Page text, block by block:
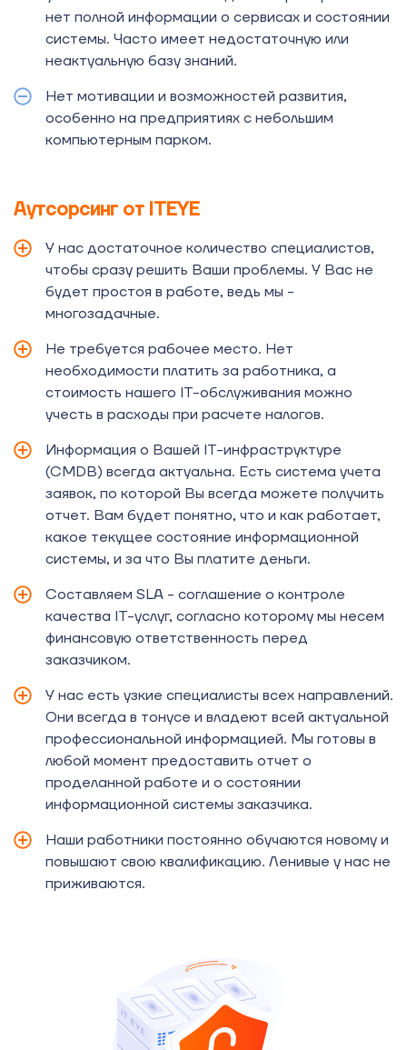
нет полной информации о сервисах и состоянии
системы. Часто имеет недостаточную или
неактуальную базу знаний.
Нет мотивации и возможностей развития,
особенно на предприятиях с небольшим
компьютерным парком.
Аутсорсинг от ITEYE
У нас достаточное количество специалистов,
чтобы сразу решить Ваши проблемы. У Вас не
будет простоя в работе, ведь мы -
многозадачные.
Не требуется рабочее место. Нет
необходимости платить за работника, а
стоимость нашего IT-обслуживания можно
учесть в расходы при расчете налогов.
Информация о Вашей IT-инфраструктуре
(CMDB) всегда актуальна. Есть система учета
заявок, по которой Вы всегда можете получить
отчет. Вам будет понятно, что и как работает,
какое текущее состояние информационной
системы, и за что Вы платите деньги.
Составляем SLA - соглашение о контроле
качества IT-услуг, согласно которому мы несем
финансовую ответственность перед
заказчиком.
У нас есть узкие специалисты всех направлений.
Они всегда в тонусе и владеют всей актуальной
профессиональной информацией. Мы готовы в
любой момент предоставить отчет о
проделанной работе и о состоянии
информационной системы заказчика.
Наши работники постоянно обучаются новому и
повышают свою квалификацию. Ленивые у нас не
приживаются.